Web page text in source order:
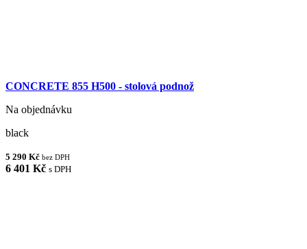
CONCRETE 855 H500 - stolová podnož
Na objednávku
black
5 290 Kč bez DPH
6 401 Kč s DPH